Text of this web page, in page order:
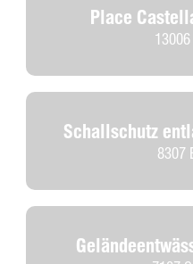
Place
Schallschutz
8307